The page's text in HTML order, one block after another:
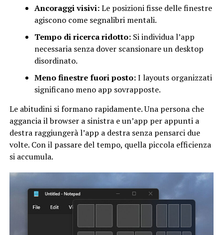
Ancoraggi visivi:Le posizioni fisse delle finestre
agiscono come segnalibri mentali.
Tempo di ricerca ridotto:Si individua l’app
necessaria senza dover scansionare un desktop
disordinato.
Meno finestre fuori posto:I layouts organizzati
significano meno app sovrapposte.
Le abitudini si formano rapidamente. Una persona che
aggancia il browser a sinistra e un’app per appunti a
destra raggiungerà l’app a destra senza pensarci due
volte. Con il passare del tempo, quella piccola efficienza
si accumula.